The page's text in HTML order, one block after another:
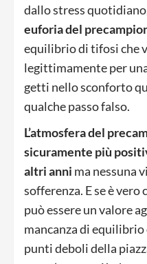
dallo stress
euforia del
equilibrio di tifosi che
legittimamente per
getti nello sconforto
qualche passo falso.
L’atmosfera del
sicuramente più
altri anni ma nessuna
sofferenza. E se è
può essere un valore
mancanza di
punti deboli della